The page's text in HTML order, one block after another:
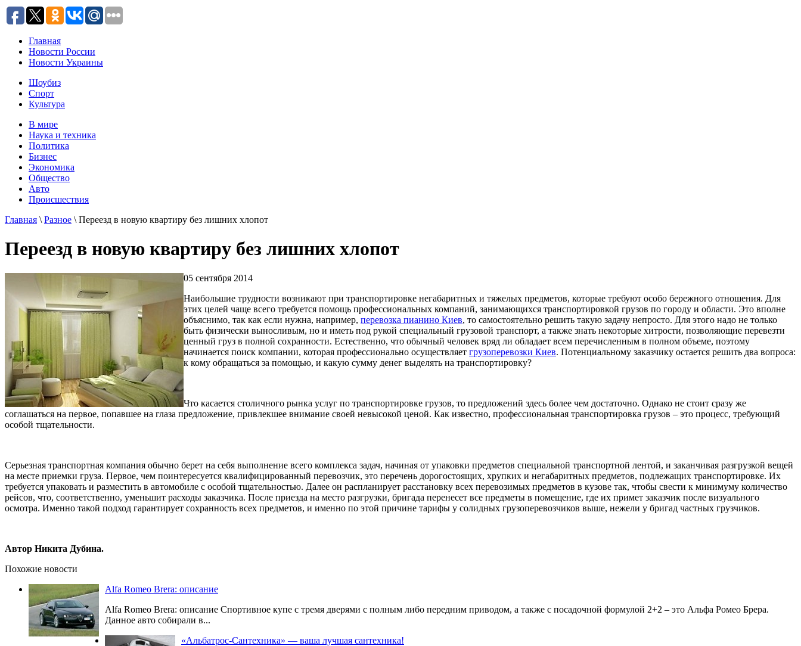
Главная
Новости России
Новости Украины
Шоубиз
Спорт
Культура
В мире
Наука и техника
Политика
Бизнес
Экономика
Общество
Авто
Происшествия
Главная \ Разное \ Переезд в новую квартиру без лишних хлопот
Переезд в новую квартиру без лишних хлопот
05 сентября 2014
Наибольшие трудности возникают при транспортировке негабаритных и тяжелых предметов, которые требуют особо бережного отношения. Для
этих целей чаще всего требуется помощь профессиональных компаний, занимающихся транспортировкой грузов по городу и области. Это вполне
объяснимо, так как если нужна, например, перевозка пианино Киев, то самостоятельно решить такую задачу непросто. Для этого надо не только
быть физически выносливым, но и иметь под рукой специальный грузовой транспорт, а также знать некоторые хитрости, позволяющие перевезти
ценный груз в полной сохранности. Естественно, что обычный человек вряд ли обладает всем перечисленным в полном объеме, поэтому
начинается поиск компании, которая профессионально осуществляет грузоперевозки Киев. Потенциальному заказчику остается решить два вопроса:
к кому обращаться за помощью, и какую сумму денег выделять на транспортировку?
Что касается столичного рынка услуг по транспортировке грузов, то предложений здесь более чем достаточно. Однако не стоит сразу же
соглашаться на первое, попавшее на глаза предложение, привлекшее внимание своей невысокой ценой. Как известно, профессиональная транспортировка грузов – это процесс, требующий
особой тщательности.
Серьезная транспортная компания обычно берет на себя выполнение всего комплекса задач, начиная от упаковки предметов специальной транспортной лентой, и заканчивая разгрузкой вещей
на месте приемки груза. Первое, чем поинтересуется квалифицированный перевозчик, это перечень дорогостоящих, хрупких и негабаритных предметов, подлежащих транспортировке. Их
требуется упаковать и разместить в автомобиле с особой тщательностью. Далее он распланирует расстановку всех перевозимых предметов в кузове так, чтобы свести к минимуму количество
рейсов, что, соответственно, уменьшит расходы заказчика. После приезда на место разгрузки, бригада перенесет все предметы в помещение, где их примет заказчик после визуального
осмотра. Именно такой подход гарантирует сохранность всех предметов, и именно по этой причине тарифы у солидных грузоперевозчиков выше, нежели у бригад частных грузчиков.
Автор Никита Дубина.
Похожие новости
Alfa Romeo Brera: описание
Alfa Romeo Brera: описание Спортивное купе с тремя дверями с полным либо передним приводом, а также с посадочной формулой 2+2 – это Альфа Ромео Брера.
Данное авто собирали в...
«Альбатрос-Сантехника» — ваша лучшая сантехника!